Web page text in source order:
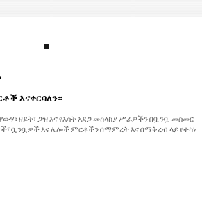
እናቀርባለን።
ዘይት፣ ጋዝ እና የእሳት አደጋ መከላከያ ሥራዎችን በቧንቧ መስመር
ቧንቧዎች እና ሌሎች ምርቶችን በማምረት እና በማቅረብ ላይ የተካነ